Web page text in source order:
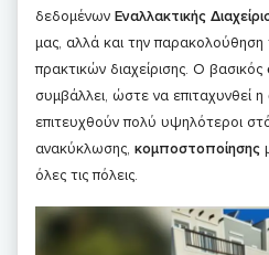
δεδομένων Εναλλακτικής
μας, αλλά και την
πρακτικών διαχείρισης. Ο βασικός
συμβάλλει, ώστε να επιταχυνθεί η
επιτευχθούν πολύ υψηλότεροι
ανακύκλωσης, κομποστοποίησης
όλες τις πόλεις.